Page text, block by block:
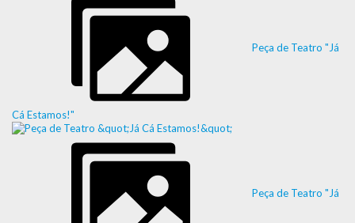
Peça de Teatro "Já
Cá Estamos!"
Peça de Teatro "Já